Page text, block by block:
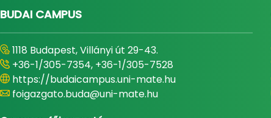
BUDAI CAMPUS
1118 Budapest, Villányi út 29-43.
+36-1/305-7354, +36-1/305-7528
https://budaicampus.uni-mate.hu
foigazgato.buda@uni-mate.hu